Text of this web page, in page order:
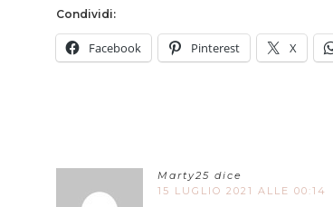
Condividi:
Facebook Pinterest X
Marty25 dice
15 LUGLIO 2021 ALLE 00:14